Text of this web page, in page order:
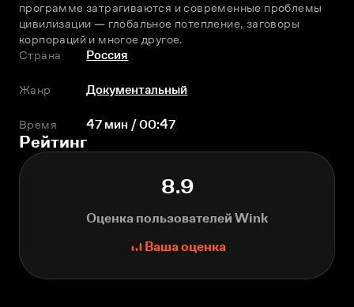
программе затрагиваются и современные проблемы
цивилизации — глобальное потепление, заговоры
корпораций и многое другое.
Страна
Россия
Жанр Документальный
Время 47 мин / 00:47
Рейтинг
8.9
Оценка пользователей Wink
Ваша оценка